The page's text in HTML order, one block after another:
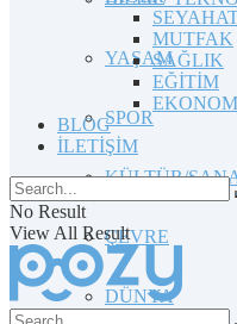
YAŞAM
SPOR
KÜLTÜR/
ÇEVRE
DÜNYA
MUTFAK
SAĞLIK
EĞİTİM
BLOG
İLETİŞİM
No Result
View All Result